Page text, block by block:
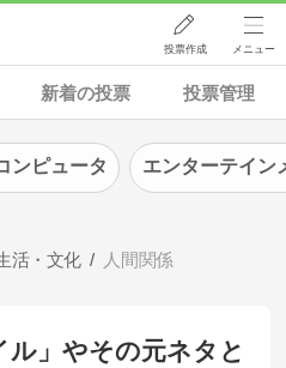
投票作成 メニュー
新着の投票 投票管理
活・文化 人間関係
ル」やその元ネタと
ンピュータ エンターテイン